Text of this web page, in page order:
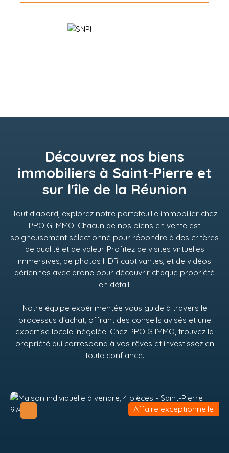
Découvrez nos biens
immobiliers à Saint-Pierre et
sur l'île de la Réunion
Tout d'abord, explorez notre portefeuille immobilier chez
PRO G IMMO. Chacun de nos biens en vente est
soigneusement sélectionné pour répondre à des critères
de qualité et de valeur. Profitez de visites virtuelles
immersives, de photos HDR captivantes, et de vidéos
aériennes avec drone pour découvrir chaque propriété
en détail.
Notre équipe expérimentée vous guide à travers le
processus d'achat, offrant des conseils avisés et une
expertise locale inégalée. Chez PRO G IMMO , trouvez la
propriété qui correspond à vos rêves et investissez en
toute confiance.
Affaire exceptionnelle